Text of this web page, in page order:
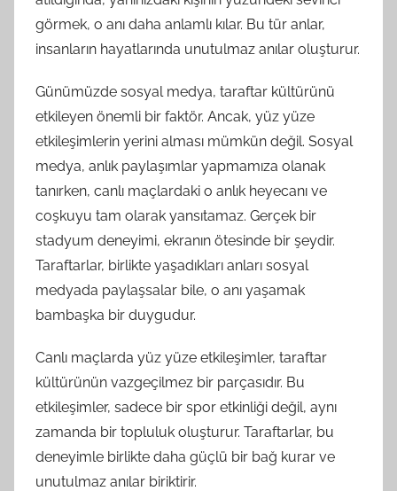
görmek, o anı daha anlamlı kılar. Bu tür anlar,
insanların hayatlarında unutulmaz anılar oluşturur.
Günümüzde sosyal medya, taraftar kültürünü
etkileyen önemli bir faktör. Ancak, yüz yüze
etkileşimlerin yerini alması mümkün değil. Sosyal
medya, anlık paylaşımlar yapmamıza olanak
tanırken, canlı maçlardaki o anlık heyecanı ve
coşkuyu tam olarak yansıtamaz. Gerçek bir
stadyum deneyimi, ekranın ötesinde bir şeydir.
Taraftarlar, birlikte yaşadıkları anları sosyal
medyada paylaşsalar bile, o anı yaşamak
bambaşka bir duygudur.
Canlı maçlarda yüz yüze etkileşimler, taraftar
kültürünün vazgeçilmez bir parçasıdır. Bu
etkileşimler, sadece bir spor etkinliği değil, aynı
zamanda bir topluluk oluşturur. Taraftarlar, bu
deneyimle birlikte daha güçlü bir bağ kurar ve
unutulmaz anılar biriktirir.